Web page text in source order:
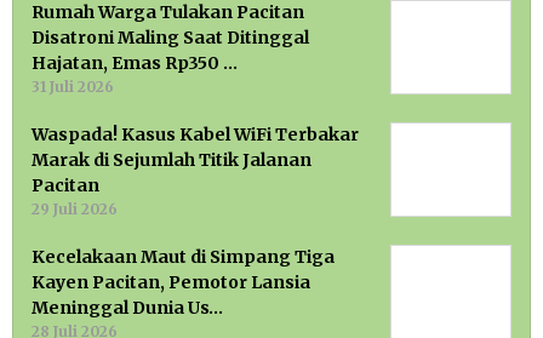
Rumah Warga Tulakan Pacitan
Disatroni Maling Saat Ditinggal
Hajatan, Emas Rp350 …
31 Juli 2026
Waspada! Kasus Kabel WiFi Terbakar
Marak di Sejumlah Titik Jalanan
Pacitan
29 Juli 2026
Kecelakaan Maut di Simpang Tiga
Kayen Pacitan, Pemotor Lansia
Meninggal Dunia Us…
28 Juli 2026